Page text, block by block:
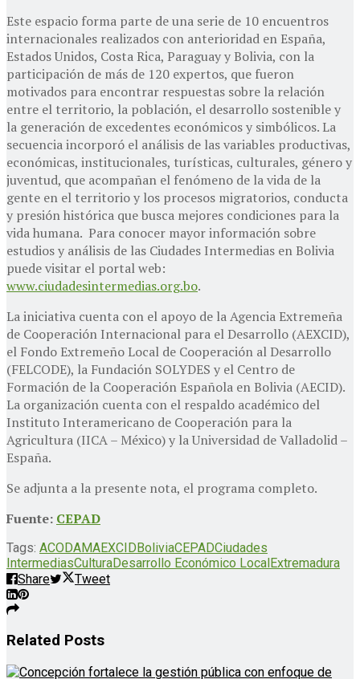
Este espacio forma parte de una serie de 10 encuentros
internacionales realizados con anterioridad en España,
Estados Unidos, Costa Rica, Paraguay y Bolivia, con la
participación de más de 120 expertos, que fueron
motivados para encontrar respuestas sobre la relación
entre el territorio, la población, el desarrollo sostenible y
la generación de excedentes económicos y simbólicos. La
secuencia incorporó el análisis de las variables productivas,
económicas, institucionales, turísticas, culturales, género y
juventud, que acompañan el fenómeno de la vida de la
gente en el territorio y los procesos migratorios, conducta
y presión histórica que busca mejores condiciones para la
vida humana. Para conocer mayor información sobre
estudios y análisis de las Ciudades Intermedias en Bolivia
puede visitar el portal web:
www.ciudadesintermedias.org.bo.
La iniciativa cuenta con el apoyo de la Agencia Extremeña
de Cooperación Internacional para el Desarrollo (AEXCID),
el Fondo Extremeño Local de Cooperación al Desarrollo
(FELCODE), la Fundación SOLYDES y el Centro de
Formación de la Cooperación Española en Bolivia (AECID).
La organización cuenta con el respaldo académico del
Instituto Interamericano de Cooperación para la
Agricultura (IICA – México) y la Universidad de Valladolid –
España.
Se adjunta a la presente nota, el programa completo.
Fuente: CEPAD
Tags: ACODAMAEXCIDBoliviaCEPADCiudades
IntermediasCulturaDesarrollo Económico LocalExtremadura
Share
Tweet
Related Posts